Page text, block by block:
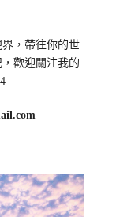
，帶往你的世
歡迎關注我的